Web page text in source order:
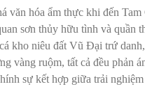
văn hóa ẩm thực khi đến
sơn thủy hữu tình và quần
kho niêu đất Vũ Đại trứ
vàng ruộm, tất cả đều phản
sự kết hợp giữa trải